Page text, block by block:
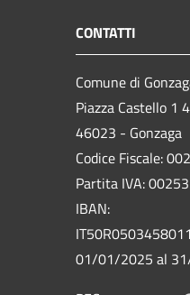
CONTATTI
Comune di
Piazza Castello 1
46023 - Gonzaga
Codice Fiscale:
Partita IVA:
IBAN:
01/01/2025 al